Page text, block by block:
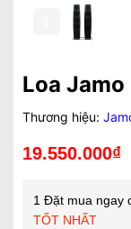
Loa Jamo
Thương hiệu:
19.550.000₫
1 Đặt mua ngay
TỐT NHẤT